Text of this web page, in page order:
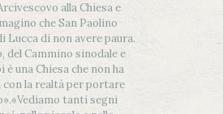
alla Chiesa e
che San Paolino
Lucca di non avere paura.
del Cammino sinodale e
una Chiesa che non ha
la realtà per portare
.«Vediamo tanti segni